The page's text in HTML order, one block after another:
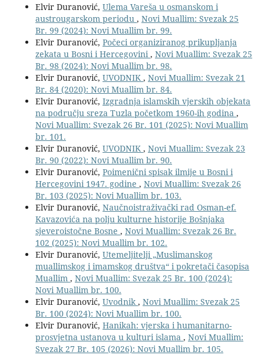
Elvir Duranović, Ulema Vareša u osmanskom i
austrougarskom periodu , Novi Muallim: Svezak 25
Br. 99 (2024): Novi Muallim br. 99.
Elvir Duranović, Počeci organiziranog prikupljanja
zekata u Bosni i Hercegovini, Novi Muallim: Svezak 25
Br. 98 (2024): Novi Muallim br. 98.
Elvir Duranović, UVODNIK , Novi Muallim: Svezak 21
Br. 84 (2020): Novi Muallim br. 84.
Elvir Duranović, Izgradnja islamskih vjerskih objekata
na području sreza Tuzla početkom 1960-ih godina ,
Novi Muallim: Svezak 26 Br. 101 (2025): Novi Muallim
br. 101.
Elvir Duranović, UVODNIK , Novi Muallim: Svezak 23
Br. 90 (2022): Novi Muallim br. 90.
Elvir Duranović, Poimenični spisak ilmije u Bosni i
Hercegovini 1947. godine , Novi Muallim: Svezak 26
Br. 103 (2025): Novi Muallim br. 103.
Elvir Duranović, Naučnoistraživački rad Osman-ef.
Kavazovića na polju kulturne historije Bošnjaka
sjeveroistočne Bosne , Novi Muallim: Svezak 26 Br.
102 (2025): Novi Muallim br. 102.
Elvir Duranović, Utemeljitelji „Muslimanskog
muallimskog i imamskog društva“ i pokretači časopisa
Muallim , Novi Muallim: Svezak 25 Br. 100 (2024):
Novi Muallim br. 100.
Elvir Duranović, Uvodnik , Novi Muallim: Svezak 25
Br. 100 (2024): Novi Muallim br. 100.
Elvir Duranović, Hanikah: vjerska i humanitarno-
prosvjetna ustanova u kulturi islama , Novi Muallim:
Svezak 27 Br. 105 (2026): Novi Muallim br. 105.